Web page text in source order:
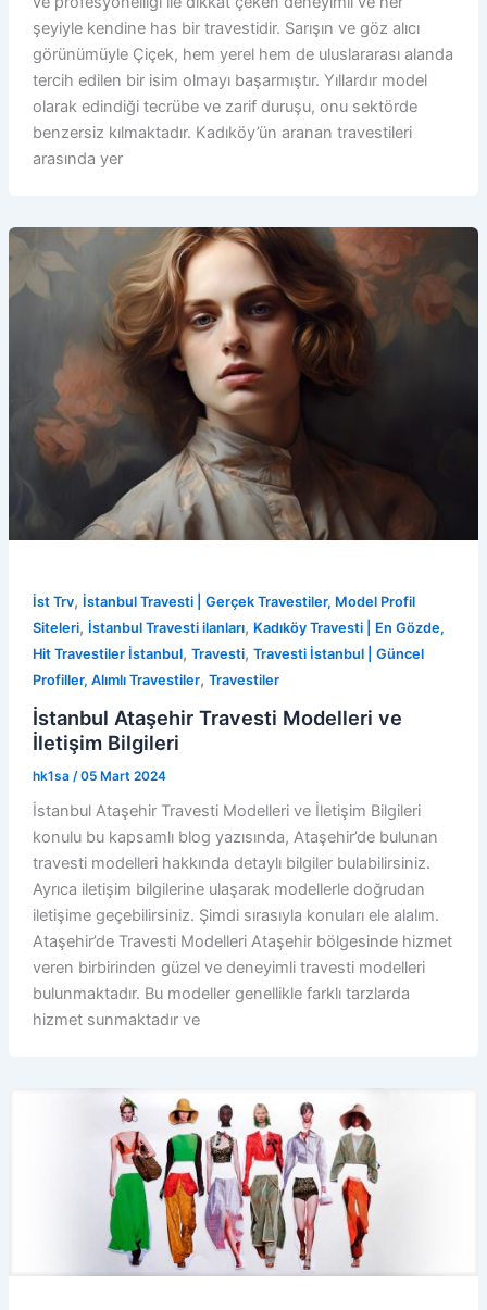
şeyiyle kendine has bir travestidir. Sarışın ve göz alıcı
görünümüyle Çiçek, hem yerel hem de uluslararası alanda
tercih edilen bir isim olmayı başarmıştır. Yıllardır model
olarak edindiği tecrübe ve zarif duruşu, onu sektörde
benzersiz kılmaktadır. Kadıköy’ün aranan travestileri
arasında yer
İst Trv, İstanbul Travesti | Gerçek Travestiler, Model Profil
Siteleri, İstanbul Travesti ilanları, Kadıköy Travesti | En Gözde,
Hit Travestiler İstanbul, Travesti, Travesti İstanbul | Güncel
Profiller, Alımlı Travestiler, Travestiler
İstanbul Ataşehir Travesti Modelleri ve
İletişim Bilgileri
hk1sa /05 Mart 2024
İstanbul Ataşehir Travesti Modelleri ve İletişim Bilgileri
konulu bu kapsamlı blog yazısında, Ataşehir’de bulunan
travesti modelleri hakkında detaylı bilgiler bulabilirsiniz.
Ayrıca iletişim bilgilerine ulaşarak modellerle doğrudan
iletişime geçebilirsiniz. Şimdi sırasıyla konuları ele alalım.
Ataşehir’de Travesti Modelleri Ataşehir bölgesinde hizmet
veren birbirinden güzel ve deneyimli travesti modelleri
bulunmaktadır. Bu modeller genellikle farklı tarzlarda
hizmet sunmaktadır ve